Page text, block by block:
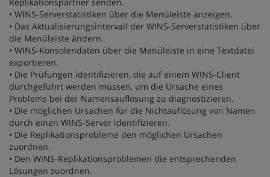
• WINS-Serverstatistiken über die Menüleiste anzeigen.
• Das Aktualisierungsintervall der WINS-Serverstatistiken über
die Menüleiste ändern.
• WINS-Konsolendaten über die Menüleiste in eine Textdatei
exportieren.
• Die Prüfungen identifizieren, die auf einem WINS-Client
durchgeführt werden müssen, um die Ursache eines
Problems bei der Namensauflösung zu diagnostizieren.
• Die möglichen Ursachen für die Nichtauflösung von Namen
durch einen WINS-Server identifizieren.
• Die Replikationsprobleme den möglichen Ursachen
zuordnen.
• Den WINS-Replikationsproblemen die entsprechenden
Lösungen zuordnen.